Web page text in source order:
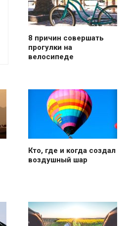
8 причин совершать
прогулки на
велосипеде
Кто, где и когда создал
воздушный шар